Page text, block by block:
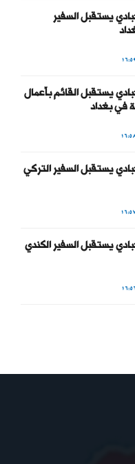
يستقبل السفير
يستقبل القائم بأعمال
في بغداد
يستقبل السفير التركي
يستقبل السفير الكندي